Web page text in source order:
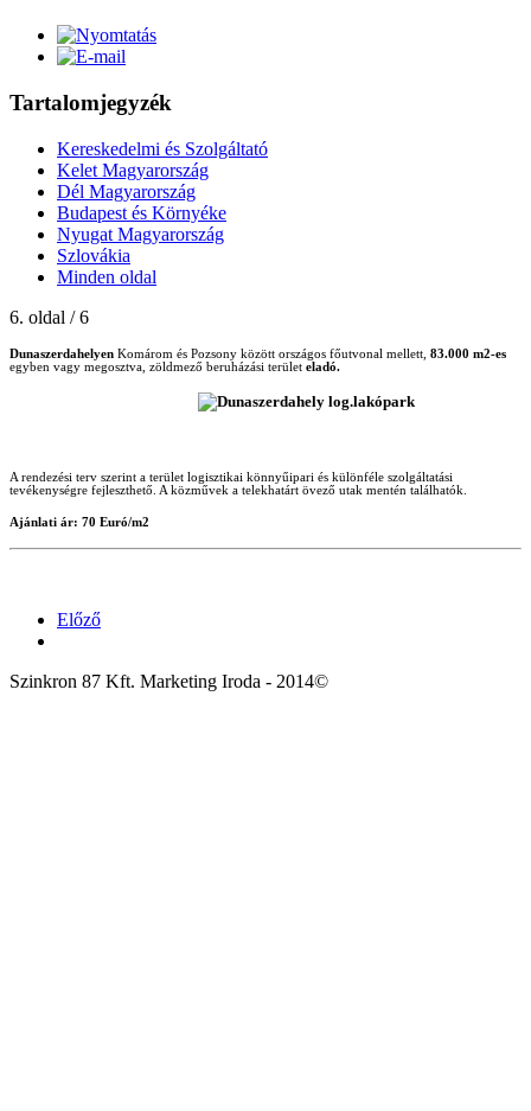
Tartalomjegyzék
Kereskedelmi és Szolgáltató
Kelet Magyarország
Dél Magyarország
Budapest és Környéke
Nyugat Magyarország
Szlovákia
Minden oldal
6. oldal / 6
Dunaszerdahelyen Komárom és Pozsony között országos főutvonal mellett, 83.000 m2-es
egyben vagy megosztva, zöldmező beruházási terület eladó.
A rendezési terv szerint a terület logisztikai könnyűipari és különféle szolgáltatási
tevékenységre fejleszthető. A közművek a telekhatárt övező utak mentén találhatók.
Ajánlati ár: 70 Euró/m2
Előző
Szinkron 87 Kft. Marketing Iroda - 2014©